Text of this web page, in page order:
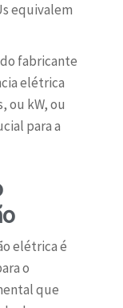
equivalem
fabricante
elétrica
ou kW, ou
para a
elétrica é
o
que